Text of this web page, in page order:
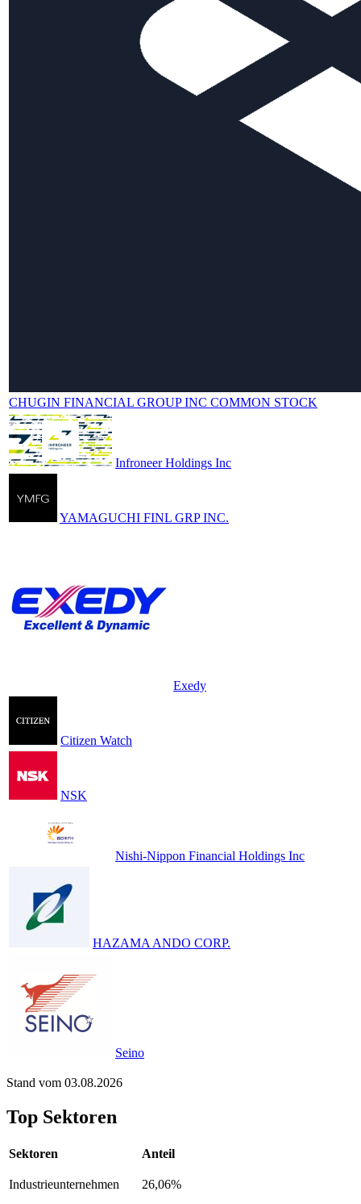
CHUGIN FINANCIAL GROUP INC COMMON STOCK
Infroneer Holdings Inc
YAMAGUCHI FINL GRP INC.
Exedy
Citizen Watch
NSK
Nishi-Nippon Financial Holdings Inc
HAZAMA ANDO CORP.
Seino
Stand vom 03.08.2026
Top Sektoren
Sektoren Anteil
Industrieunternehmen 26,06%